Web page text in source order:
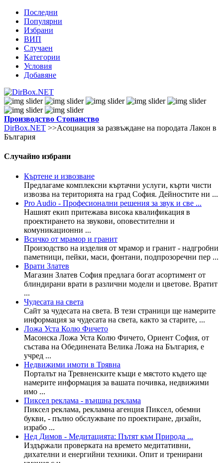
Последни
Популярни
Избрани
ВИП
Случаен
Категории
Условия
Добавяне
Производство Стопанство
DirBox.NET >>Асоциация за развъждане на породата Лакон в
България
Случайно избрани
Къртене и извозване
Предлагаме комплексни къртачни услуги, кърти чисти
извозва на територията на град София. Дейностите ни ...
Pro Audio - Професионални решения за звук и све ...
Нашият екип притежава висока квалификация в
проектирането на звукови, оповестителни и
комуникационни ...
Всичко от мрамор и гранит
Произодство на изделия от мрамор и гранит - надгробни
паметници, пейки, маси, фонтани, подпрозоречни пер ...
Врати Златев
Магазин Златев София предлага богат асортимент от
блиндирани врати в различни модели и цветове. Вратит
...
Чудесата на света
Сайт за чудесата на света. В тези страници ще намерите
информация за чудесата на света, както за старите, ...
Ложа Уста Колю Фичето
Масонска Ложа Уста Колю Фичето, Ориент София, от
състава на Обединената Велика Ложа на България, е
учред ...
Недвижими имоти в Трявна
Порталът на Тревненските къщи е мястото където ще
намерите информация за вашата почивка, недвижими
имо ...
Пиксел реклама - външна реклама
Пиксел реклама, рекламна агенция Пиксел, обемни
букви, - пълно обслужване по проектиране, дизайн,
израбо ...
Нед Димов - Медитацията: Пътят към Природа ...
Издържали проверката на времето медитативни,
дихателни и енергийни техники. Опит и тренирани